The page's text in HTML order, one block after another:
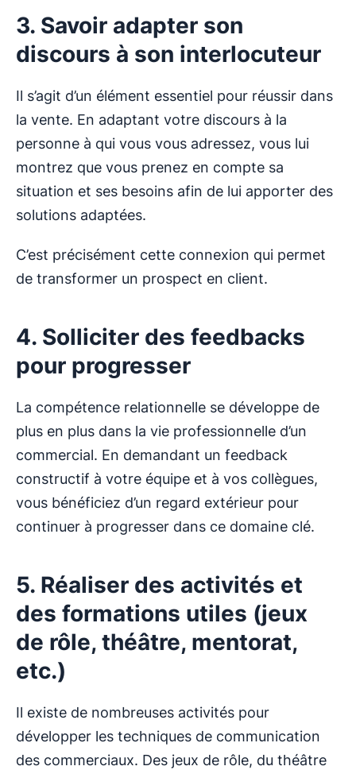
3. Savoir adapter son
discours à son interlocuteur
Il s’agit d’un élément essentiel pour réussir dans
la vente. En adaptant votre discours à la
personne à qui vous vous adressez, vous lui
montrez que vous prenez en compte sa
situation et ses besoins afin de lui apporter des
solutions adaptées.
C’est précisément cette connexion qui permet
de transformer un prospect en client.
4. Solliciter des feedbacks
pour progresser
La compétence relationnelle se développe de
plus en plus dans la vie professionnelle d’un
commercial. En demandant un feedback
constructif à votre équipe et à vos collègues,
vous bénéficiez d’un regard extérieur pour
continuer à progresser dans ce domaine clé.
5. Réaliser des activités et
des formations utiles (jeux
de rôle, théâtre, mentorat,
etc.)
Il existe de nombreuses activités pour
développer les techniques de communication
des commerciaux. Des jeux de rôle, du théâtre